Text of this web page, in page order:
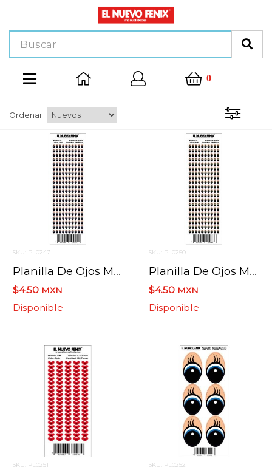
0
Ordenar
SKU: PL0247
Planilla De Ojos Modelo 28 5x8mm Azul 200 Pzas. Nacional
$4.50 MXN
Disponible
SKU: PL0250
Planilla De Ojos Modelo 28 5x8mm Verde 200 Pzas. Nacional
$4.50 MXN
Disponible
SKU: PL0251 SKU: PL0252